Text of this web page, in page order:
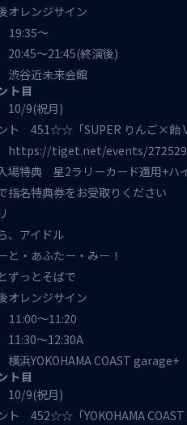
オレンジサイン
～
～21:45(終演後)
谷近未来会館
ト目
9(祝月)
ト 451☆☆「SUPER りんご×飴
https://tiget.net/events/272529
場特典 星2ラリーカード適用+ハ
指名特典券をお受取りください
、アイドル
と・あふたー・みー！
ずっとそばで
オレンジサイン
～11:20
～12:30A
浜YOKOHAMA COAST garage+
ト目
9(祝月)
ト 452☆☆「YOKOHAMA COAST